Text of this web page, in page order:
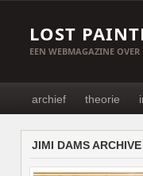
LOST
EEN WEBMAGAZINE
archief theorie
JIMI DAMS ARCHIVE